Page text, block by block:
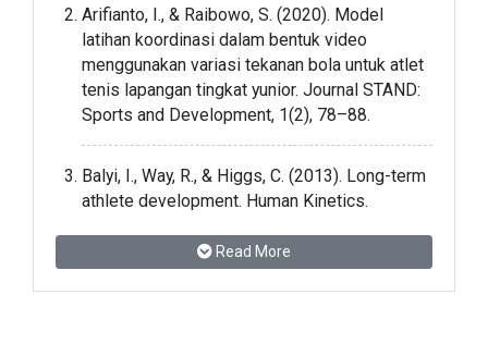
Arifianto, I., & Raibowo, S. (2020). Model
latihan koordinasi dalam bentuk video
menggunakan variasi tekanan bola untuk atlet
tenis lapangan tingkat yunior. Journal STAND:
Sports and Development, 1(2), 78–88.
Balyi, I., Way, R., & Higgs, C. (2013). Long-term
athlete development. Human Kinetics.
Bompa, T. O., & Buzzichelli, C. (2019).
Periodization: Theory and methodology of
Read More